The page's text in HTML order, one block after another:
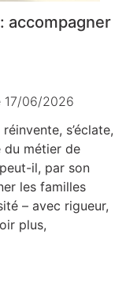
accompagner
17/06/2026
s’éclate,
du métier de
il, par son
les familles
– avec rigueur,
plus,